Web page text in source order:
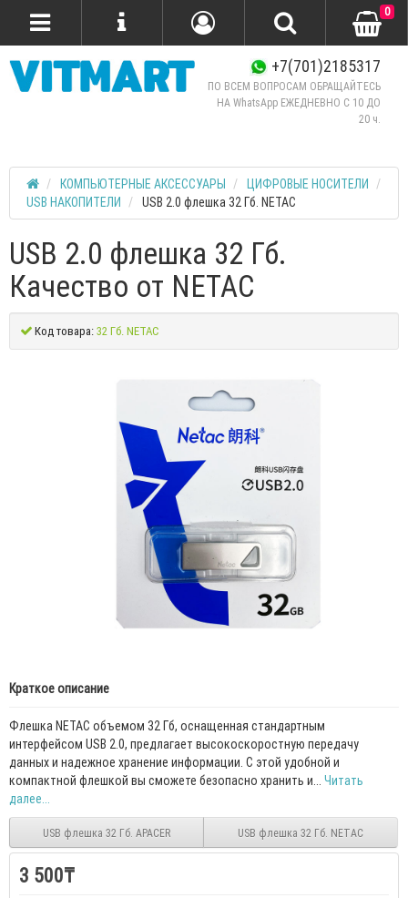
+7(701)2185317
ПО ВСЕМ ВОПРОСАМ ОБРАЩАЙТЕСЬ
НА WhatsApp ЕЖЕДНЕВНО C 10 ДО
20 ч.
0
КОМПЬЮТЕРНЫЕ АКСЕССУАРЫ
ЦИФРОВЫЕ НОСИТЕЛИ
USB НАКОПИТЕЛИ
USB 2.0 флешка 32 Гб. NETAC
USB 2.0 флешка 32 Гб.
Качество от NETAC
Код товара:32 Гб. NETAC
Краткое описание
Флешка NETAC объемом 32 Гб, оснащенная стандартным
интерфейсом USB 2.0, предлагает высокоскоростную передачу
данных и надежное хранение информации. С этой удобной и
компактной флешкой вы сможете безопасно хранить и... Читать
далее...
USB флешка 32 Гб. APACER USB флешка 32 Гб. NETAC
3 500₸